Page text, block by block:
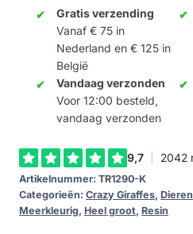
aantal
Gratis verzending
Vanaf € 75 in
Nederland en € 125 in
België
Vandaag verzonden
Voor 12:00 besteld,
vandaag verzonden
Artikelnummer: TR1290-K
Categorieën: Crazy Giraffes, Dieren
Meerkleurig, Heel groot, Resin